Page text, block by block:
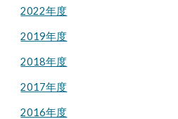
2022年度
2019年度
2018年度
2017年度
2016年度